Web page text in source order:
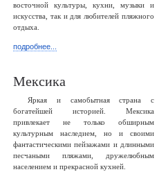
восточной культуры, кухни, музыки и
искусства, так и для любителей пляжного
отдыха.
подробнее...
Мексика
Яркая и самобытная страна с
богатейшей историей. Мексика
привлекает не только обширным
культурным наследием, но и своими
фантастическими пейзажами и длинными
песчаными пляжами, дружелюбным
населением и прекрасной кухней.